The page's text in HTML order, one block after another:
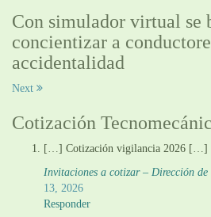
Con simulador virtual se
concientizar a
accidentalidad
Next
Cotización
[…] Cotización vigilancia 2026 […]
Invitaciones a cotizar – Dirección de
13, 2026
Responder